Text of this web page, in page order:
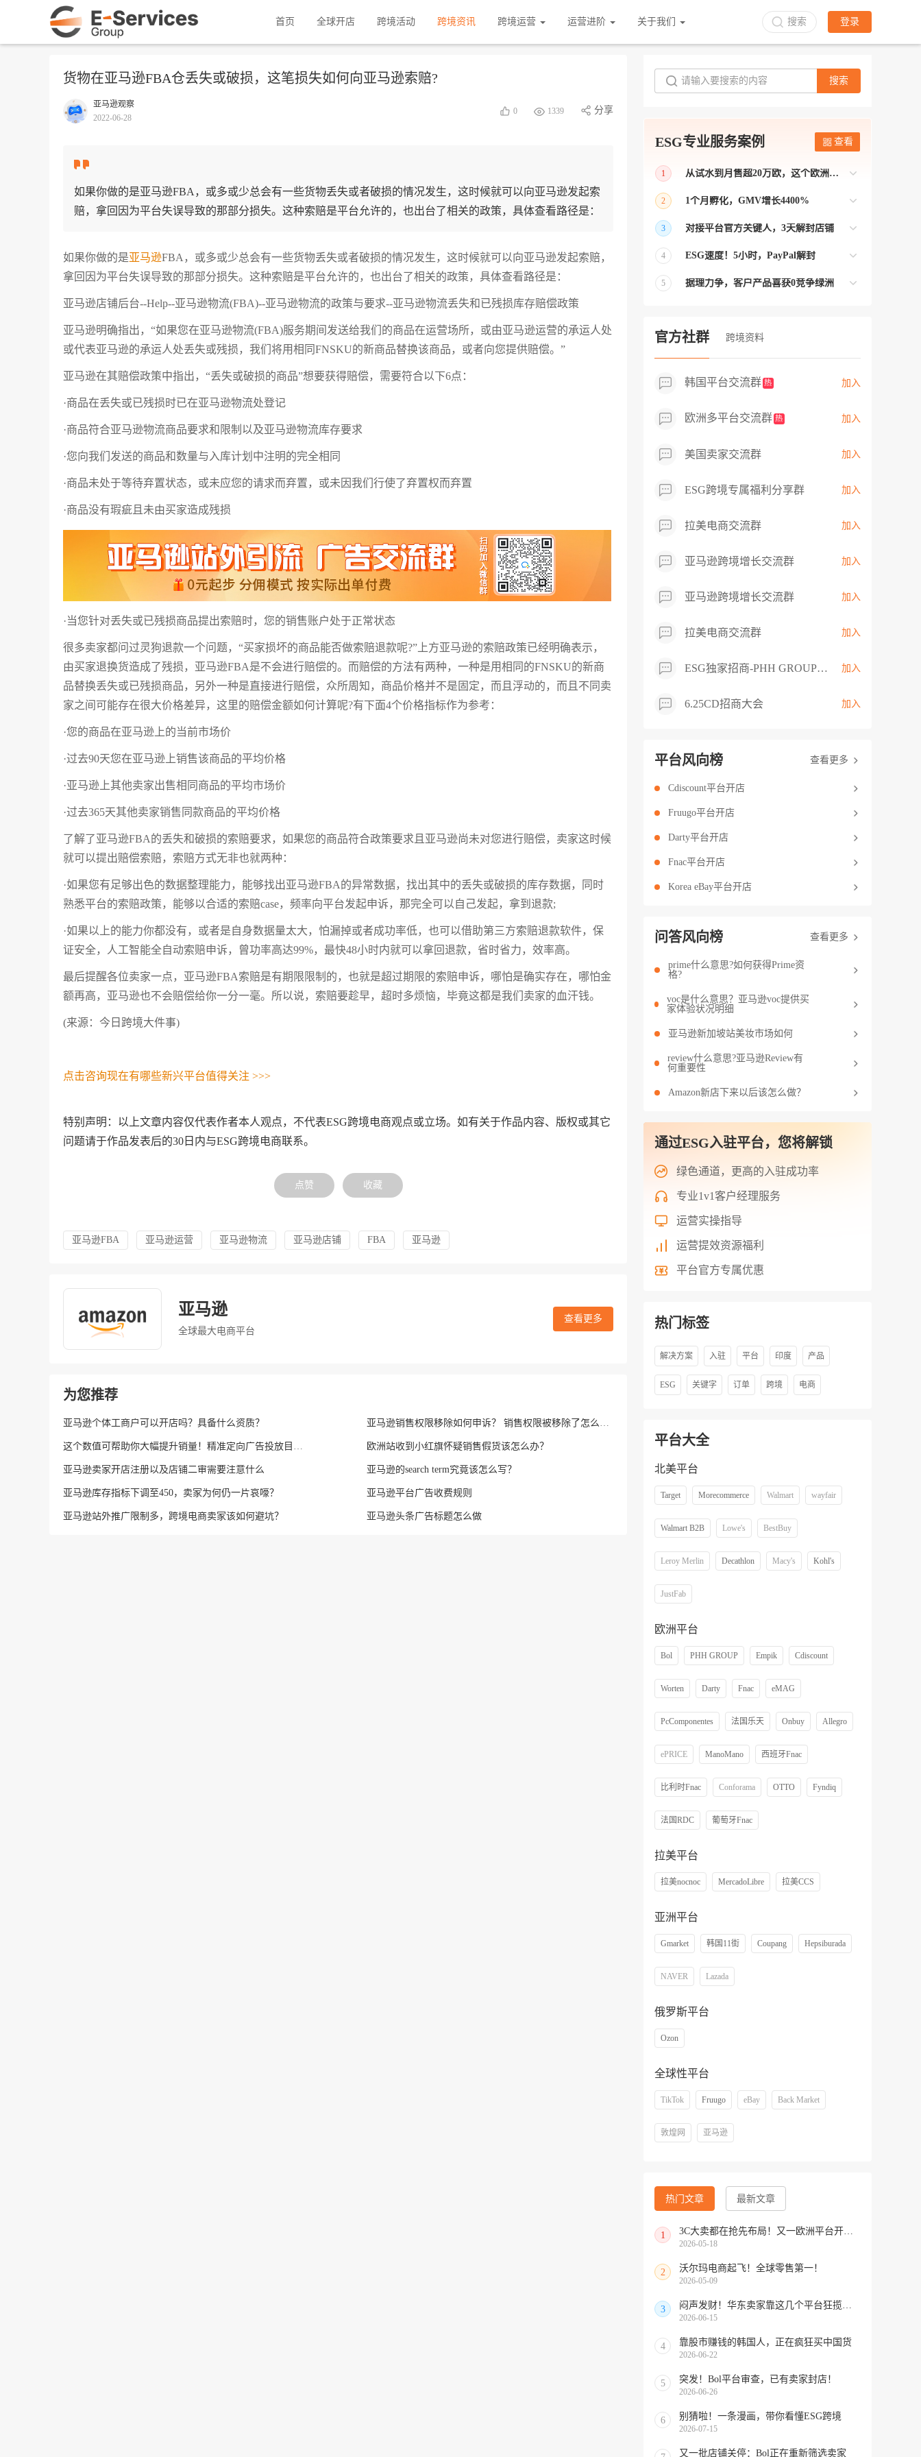
首页 全球开店 跨境活动 跨境资讯 跨境运营 运营进阶 关于我们 搜索 登录
货物在亚马逊FBA仓丢失或破损，这笔损失如何向亚马逊索赔?
亚马逊观察
2022-06-28
0 1339 分享
如果你做的是亚马逊FBA，或多或少总会有一些货物丢失或者破损的情况发生，这时候就可以向亚马逊发起索
赔，拿回因为平台失误导致的那部分损失。这种索赔是平台允许的，也出台了相关的政策，具体查看路径是：
如果你做的是亚马逊FBA，或多或少总会有一些货物丢失或者破损的情况发生，这时候就可以向亚马逊发起索赔，
拿回因为平台失误导致的那部分损失。这种索赔是平台允许的，也出台了相关的政策，具体查看路径是：
亚马逊店铺后台--Help--亚马逊物流(FBA)--亚马逊物流的政策与要求--亚马逊物流丢失和已残损库存赔偿政策
亚马逊明确指出，“如果您在亚马逊物流(FBA)服务期间发送给我们的商品在运营场所，或由亚马逊运营的承运人处
或代表亚马逊的承运人处丢失或残损，我们将用相同FNSKU的新商品替换该商品，或者向您提供赔偿。”
亚马逊在其赔偿政策中指出，“丢失或破损的商品”想要获得赔偿，需要符合以下6点：
·商品在丢失或已残损时已在亚马逊物流处登记
·商品符合亚马逊物流商品要求和限制以及亚马逊物流库存要求
·您向我们发送的商品和数量与入库计划中注明的完全相同
·商品未处于等待弃置状态，或未应您的请求而弃置，或未因我们行使了弃置权而弃置
·商品没有瑕疵且未由买家造成残损
·当您针对丢失或已残损商品提出索赔时，您的销售账户处于正常状态
很多卖家都问过灵狗退款一个问题，“买家损坏的商品能否做索赔退款呢?”上方亚马逊的索赔政策已经明确表示，
由买家退换货造成了残损，亚马逊FBA是不会进行赔偿的。而赔偿的方法有两种，一种是用相同的FNSKU的新商
品替换丢失或已残损商品，另外一种是直接进行赔偿，众所周知，商品价格并不是固定，而且浮动的，而且不同卖
家之间可能存在很大价格差异，这里的赔偿金额如何计算呢?有下面4个价格指标作为参考：
·您的商品在亚马逊上的当前市场价
·过去90天您在亚马逊上销售该商品的平均价格
·亚马逊上其他卖家出售相同商品的平均市场价
·过去365天其他卖家销售同款商品的平均价格
了解了亚马逊FBA的丢失和破损的索赔要求，如果您的商品符合政策要求且亚马逊尚未对您进行赔偿，卖家这时候
就可以提出赔偿索赔，索赔方式无非也就两种：
·如果您有足够出色的数据整理能力，能够找出亚马逊FBA的异常数据，找出其中的丢失或破损的库存数据，同时
熟悉平台的索赔政策，能够以合适的索赔case，频率向平台发起申诉，那完全可以自己发起，拿到退款;
·如果以上的能力你都没有，或者是自身数据量太大，怕漏掉或者成功率低，也可以借助第三方索赔退款软件，保
证安全，人工智能全自动索赔申诉，曾功率高达99%，最快48小时内就可以拿回退款，省时省力，效率高。
最后提醒各位卖家一点，亚马逊FBA索赔是有期限限制的，也就是超过期限的索赔申诉，哪怕是确实存在，哪怕金
额再高，亚马逊也不会赔偿给你一分一毫。所以说，索赔要趁早，超时多烦恼，毕竟这都是我们卖家的血汗钱。
(来源：今日跨境大件事)
点击咨询现在有哪些新兴平台值得关注 >>>
特别声明：以上文章内容仅代表作者本人观点，不代表ESG跨境电商观点或立场。如有关于作品内容、版权或其它
问题请于作品发表后的30日内与ESG跨境电商联系。
点赞 收藏
亚马逊FBA 亚马逊运营 亚马逊物流 亚马逊店铺 FBA 亚马逊
亚马逊
全球最大电商平台
查看更多
为您推荐
亚马逊个体工商户可以开店吗？具备什么资质？ 亚马逊销售权限移除如何申诉？ 销售权限被移除了怎么办？
这个数值可帮助你大幅提升销量！精准定向广告投放目标，有他！ 欧洲站收到小红旗怀疑销售假货该怎么办？
亚马逊卖家开店注册以及店铺二审需要注意什么 亚马逊的search term究竟该怎么写？
亚马逊库存指标下调至450，卖家为何仍一片哀嚎？ 亚马逊平台广告收费规则
亚马逊站外推广限制多，跨境电商卖家该如何避坑？ 亚马逊头条广告标题怎么做
搜索
ESG专业服务案例 查看
1
从试水到月售超20万欧，这个欧洲本土平台被低估了
2
1个月孵化，GMV增长4400%
业】 >> Gmarket卖家店铺经过ESG跨境客
3
对接平台官方关键人，3天解封店铺
跨境帮我解决了韩国平台店铺异常问题
4
ESG速度！5小时，PayPal解封
ESG拥有Paypal支付和Onbuy平台双绿通道
5
据理力争，客户产品喜获0竞争绿洲
取机会，卖家成功上架市场热卖而平台稀
缺产品，拓展了西班牙新商机！
官方社群 跨境资料
韩国平台交流群 热 加入
欧洲多平台交流群 热 加入
美国卖家交流群 加入
ESG跨境专属福利分享群 加入
拉美电商交流群 加入
亚马逊跨境增长交流群 加入
亚马逊跨境增长交流群 加入
拉美电商交流群 加入
ESG独家招商-PHH GROUP卖家交流群 加入
6.25CD招商大会 加入
平台风向榜 查看更多
Cdiscount平台开店
Fruugo平台开店
Darty平台开店
Fnac平台开店
Korea eBay平台开店
问答风向榜 查看更多
prime什么意思?如何获得Prime资
格?
voc是什么意思？亚马逊voc提供买
家体验状况明细
亚马逊新加坡站美妆市场如何
review什么意思?亚马逊Review有
何重要性
Amazon新店下来以后该怎么做？
通过ESG入驻平台，您将解锁
绿色通道，更高的入驻成功率
专业1v1客户经理服务
运营实操指导
运营提效资源福利
平台官方专属优惠
热门标签
解决方案 入驻 平台 印度 产品
ESG 关键字 订单 跨境 电商
平台大全
北美平台
Target Morecommerce Walmart wayfair
Walmart B2B Lowe's BestBuy
Leroy Merlin Decathlon Macy's Kohl's
JustFab
欧洲平台
Bol PHH GROUP Empik Cdiscount
Worten Darty Fnac eMAG
PcComponentes 法国乐天 Onbuy Allegro
ePRICE ManoMano 西班牙Fnac
比利时Fnac Conforama OTTO Fyndiq
法国RDC 葡萄牙Fnac
拉美平台
拉美nocnoc MercadoLibre 拉美CCS
亚洲平台
Gmarket 韩国11街 Coupang Hepsiburada
NAVER Lazada
俄罗斯平台
Ozon
全球性平台
TikTok Fruugo eBay Back Market
敦煌网 亚马逊
热门文章 最新文章
1 3C大卖都在抢先布局！又一欧洲平台开放中国招商
2026-05-18
2 沃尔玛电商起飞！全球零售第一！
2026-05-09
3 闷声发财！华东卖家靠这几个平台狂揽北美订单，华南机会来了！
2026-06-15
4 靠股市赚钱的韩国人，正在疯狂买中国货
2026-06-22
5 突发！Bol平台审查，已有卖家封店！
2026-06-26
6 别猜啦！一条漫画，带你看懂ESG跨境
2026-07-15
又一批店铺关停：Bol正在重新筛选卖家